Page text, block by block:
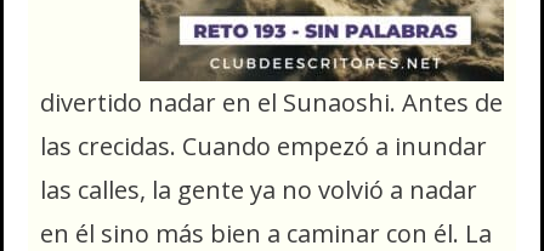
divertido nadar en el Sunaoshi. Antes de
las crecidas. Cuando empezó a inundar
las calles, la gente ya no volvió a nadar
en él sino más bien a caminar con él. La